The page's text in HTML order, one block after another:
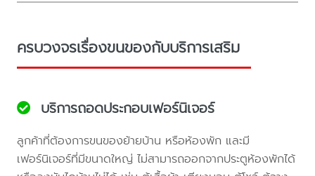
ครบวงจรเรื่องขนของกับบริการเสริม
บริการถอดประกอบเฟอร์นิเจอร์
ลูกค้าที่ต้องการขนของย้ายบ้าน หรือห้องพัก และมี
เฟอร์นิเจอร์ที่มีขนาดใหญ่ ไม่สามารถออกจากประตูห้องพักได้